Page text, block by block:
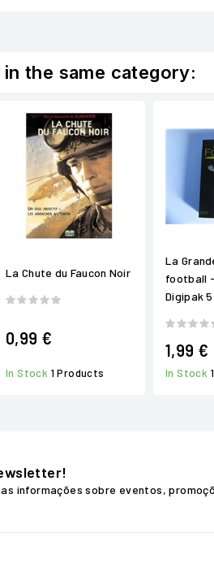
the same category:
La Chute du Faucon Noir
0,99 €
In Stock 1 Products
La
football
Digipak 5
1,99 €
In Stock
informações sobre eventos,